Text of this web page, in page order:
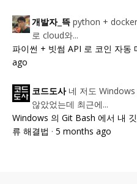
개발자_뜩 python +
로 cloud와...
파이썬 + 빗썸 API 로 코인 자동
ago
코드도사 네 저도
않았었는데 최근에...
Windows 의 Git Bash 에서 내
류 해결법 · 5 months ago